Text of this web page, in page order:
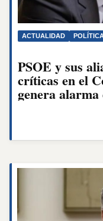
ACTUALIDAD
PSOE y sus
críticas en el
genera